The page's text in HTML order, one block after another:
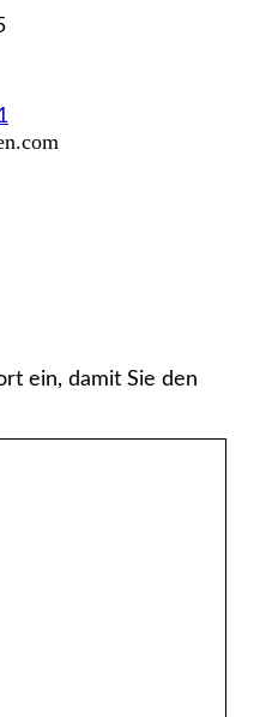
ein, damit Sie den